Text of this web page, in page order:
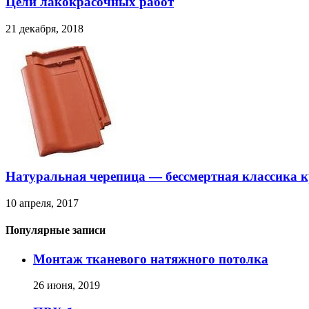
21 декабря, 2018
Натуральная черепица — бессмертная классика
10 апреля, 2017
Популярные записи
Монтаж тканевого натяжного потолка
26 июня, 2019